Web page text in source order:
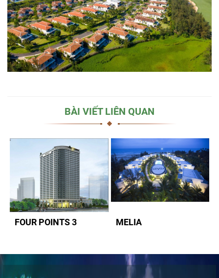
BÀI VIẾT LIÊN QUAN
FOUR POINTS 3 MELIA